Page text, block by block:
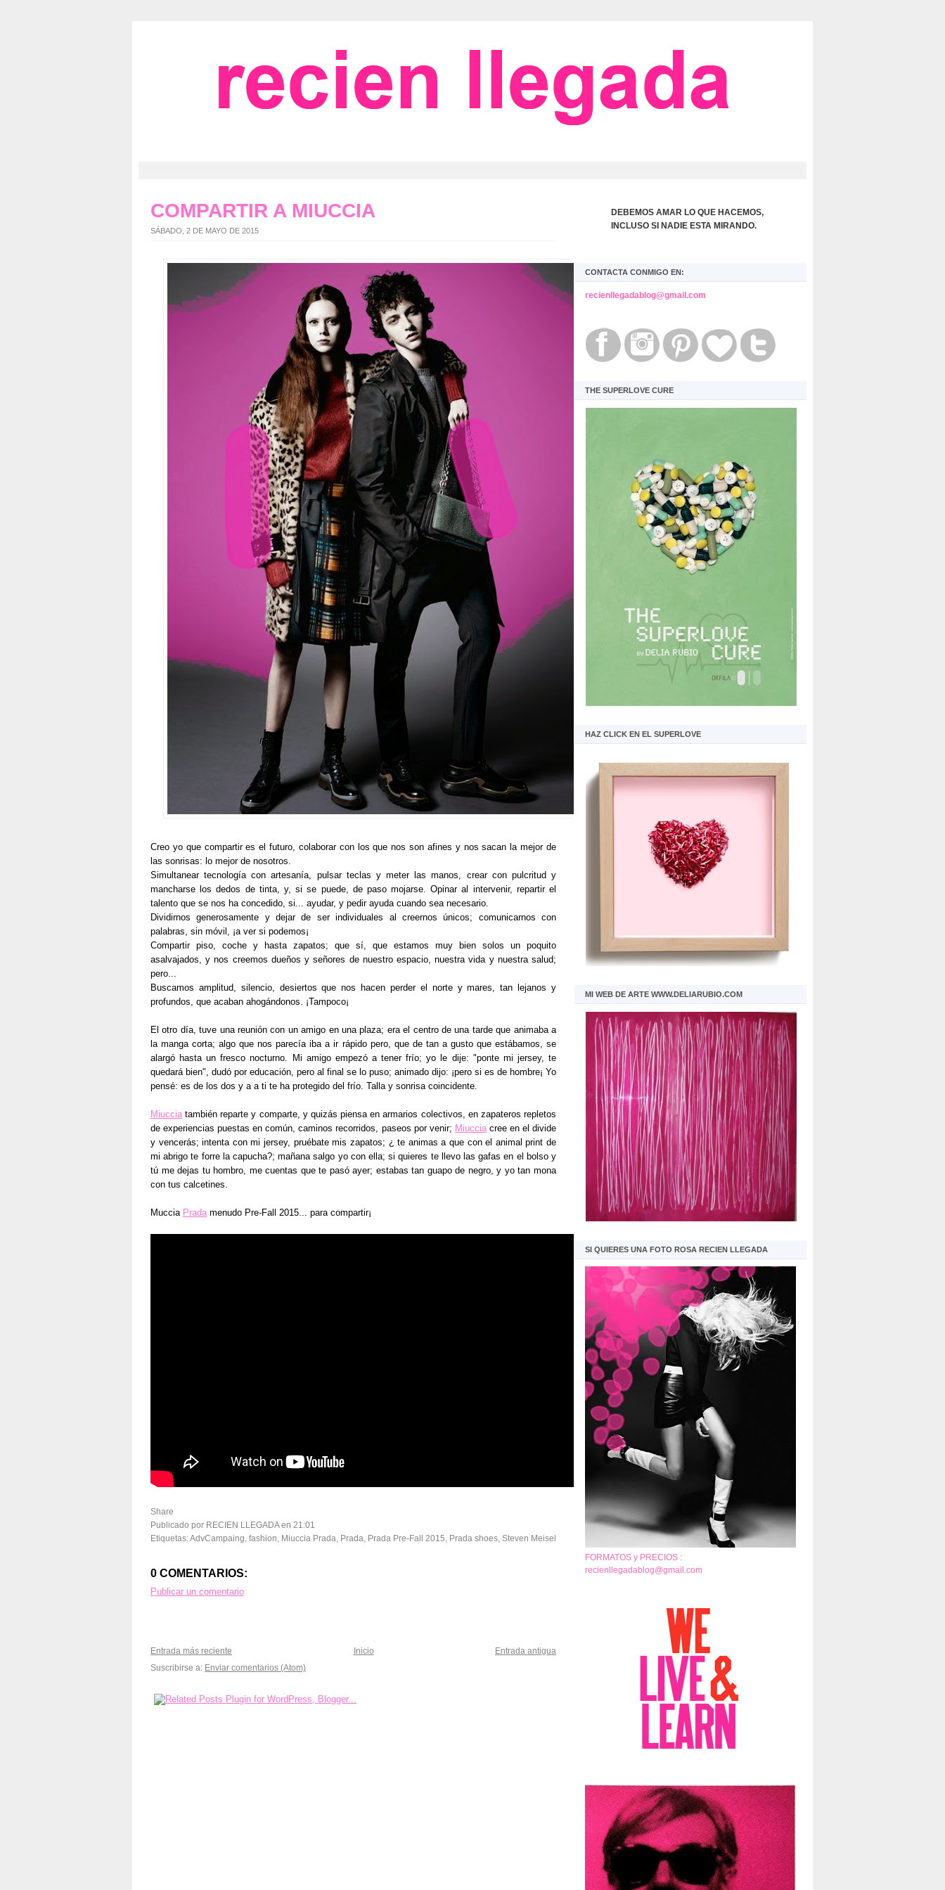
DEBEMOS AMAR LO QUE HACEMOS,
INCLUSO SI NADIE ESTA MIRANDO.
CONTACTA CONMIGO EN:
recienllegadablog@gmail.com
THE SUPERLOVE CURE
HAZ CLICK EN EL SUPERLOVE
MI WEB DE ARTE WWW.DELIARUBIO.COM
SI QUIERES UNA FOTO ROSA RECIEN LLEGADA
FORMATOS y PRECIOS :
recienllegadablog@gmail.com
COMPARTIR A MIUCCIA
SÁBADO, 2 DE MAYO DE 2015
Creo yo que compartir es el futuro, colaborar con los que nos son afines y nos sacan la mejor de
las sonrisas: lo mejor de nosotros.
Simultanear tecnología con artesanía, pulsar teclas y meter las manos, crear con pulcritud y
mancharse los dedos de tinta, y, si se puede, de paso mojarse. Opinar al intervenir, repartir el
talento que se nos ha concedido, si... ayudar, y pedir ayuda cuando sea necesario.
Dividirnos generosamente y dejar de ser individuales al creernos únicos; comunicarnos con
palabras, sin móvil, ¡a ver si podemos¡
Compartir piso, coche y hasta zapatos; que sí, que estamos muy bien solos un poquito
asalvajados, y nos creemos dueños y señores de nuestro espacio, nuestra vida y nuestra salud;
pero...
Buscamos amplitud, silencio, desiertos que nos hacen perder el norte y mares, tan lejanos y
profundos, que acaban ahogándonos. ¡Tampoco¡
El otro día, tuve una reunión con un amigo en una plaza; era el centro de una tarde que animaba a
la manga corta; algo que nos parecía iba a ir rápido pero, que de tan a gusto que estábamos, se
alargó hasta un fresco nocturno. Mi amigo empezó a tener frío; yo le dije: "ponte mi jersey, te
quedará bien", dudó por educación, pero al final se lo puso; animado dijo: ¡pero si es de hombre¡ Yo
pensé: es de los dos y a a ti te ha protegido del frío. Talla y sonrisa coincidente.
Miucciatambién reparte y comparte, y quizás piensa en armarios colectivos, en zapateros repletos
de experiencias puestas en común, caminos recorridos, paseos por venir; Miucciacree en el divide
y vencerás; intenta con mi jersey, pruébate mis zapatos; ¿ te animas a que con el animal print de
mi abrigo te forre la capucha?; mañana salgo yo con ella; si quieres te llevo las gafas en el bolso y
tú me dejas tu hombro, me cuentas que te pasó ayer; estabas tan guapo de negro, y yo tan mona
con tus calcetines.
Muccia Pradamenudo Pre-Fall 2015... para compartir¡
Share
Publicado por RECIEN LLEGADAen 21:01
Etiquetas:AdvCampaing, fashion, Miuccia Prada, Prada, Prada Pre-Fall 2015, Prada shoes, Steven Meisel
0 COMENTARIOS:
Publicar un comentario
Entrada más reciente Entrada antigua
Inicio
Suscribirse a: Enviar comentarios (Atom)